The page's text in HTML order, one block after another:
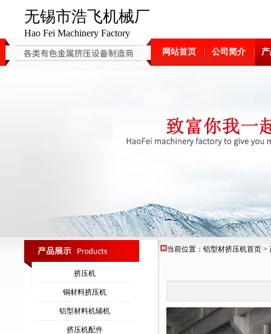
无锡市浩飞机械厂
Hao Fei Machinery Factory
网站首页 公司简介
挤压机
铜材料挤压机
铝型材料机辅机
挤压机配件
当前位置： 铝型材挤压机首页 >